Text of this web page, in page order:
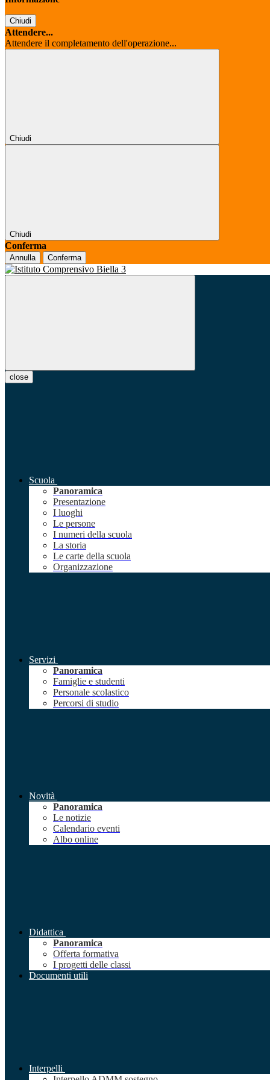
Chiudi
Attendere...
Attendere il completamento dell'operazione...
Chiudi
Chiudi
Conferma
Annulla Conferma
close
Scuola
Panoramica
Presentazione
I luoghi
Le persone
I numeri della scuola
La storia
Le carte della scuola
Organizzazione
Servizi
Panoramica
Famiglie e studenti
Personale scolastico
Percorsi di studio
Novità
Panoramica
Le notizie
Calendario eventi
Albo online
Didattica
Panoramica
Offerta formativa
I progetti delle classi
Documenti utili
Interpelli